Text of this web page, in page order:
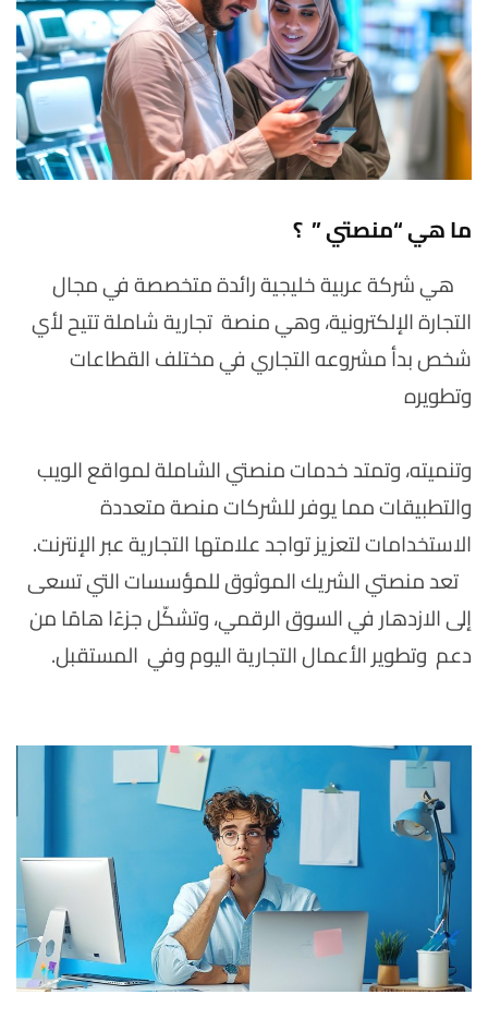
ما هي “منصتي ” ؟
هي شركة عربية خليجية رائدة متخصصة في مجال
التجارة الإلكترونية، وهي منصة تجارية شاملة تتيح لأي
شخص بدأ مشروعه التجاري في مختلف القطاعات
وتطويره
وتنميته، وتمتد خدمات منصتي الشاملة لمواقع الويب
والتطبيقات مما يوفر للشركات منصة متعددة
الاستخدامات لتعزيز تواجد علامتها التجارية عبر الإنترنت.
تعد منصتي الشريك الموثوق للمؤسسات التي تسعى
إلى الازدهار في السوق الرقمي، وتشكّل جزءًا هامًا من
دعم وتطوير الأعمال التجارية اليوم وفي المستقبل.